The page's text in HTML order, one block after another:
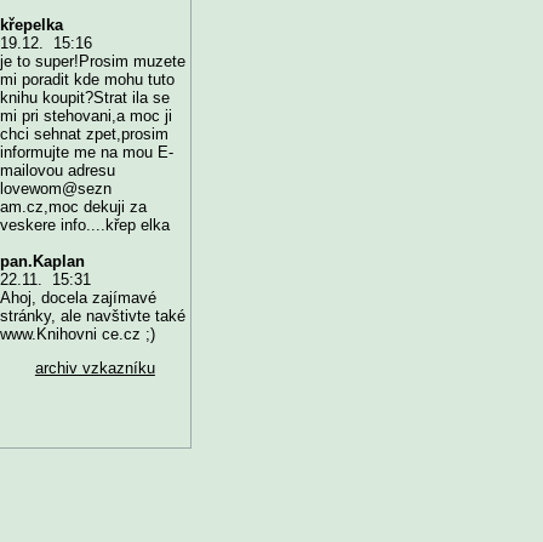
křepelka
19.12. 15:16
je to super!Prosim muzete
mi poradit kde mohu tuto
knihu koupit?Strat ila se
mi pri stehovani,a moc ji
chci sehnat zpet,prosim
informujte me na mou E-
mailovou adresu
lovewom@sezn
am.cz,moc dekuji za
veskere info....křep elka
pan.Kaplan
22.11. 15:31
Ahoj, docela zajímavé
stránky, ale navštivte také
www.Knihovni ce.cz ;)
archiv vzkazníku